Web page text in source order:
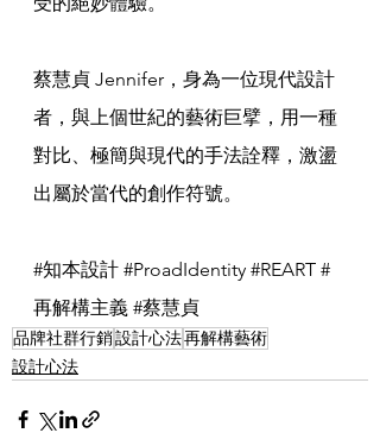
蔡慧貞 Jennifer，身為一位現代設計
者，與上個世紀的藝術巨擘，⽤⼀種
對比、極簡與現代的手法詮釋，激盪
出屬於當代的創作符號。
#知本設計 #ProadIdentity #REART #
再解構主義 #蔡慧貞
品牌社群行銷設計心法再解構藝術
設計心法